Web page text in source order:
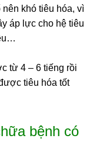
khó tiêu hóa, vì
áp lực cho hệ tiêu
từ 4 – 6 tiếng rồi
tiêu hóa tốt
bệnh có